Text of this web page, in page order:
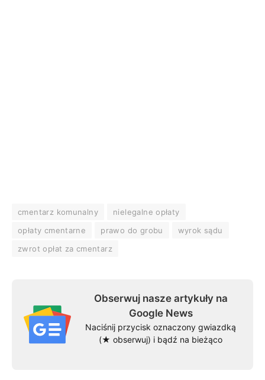
cmentarz komunalny
nielegalne opłaty
opłaty cmentarne
prawo do grobu
wyrok sądu
zwrot opłat za cmentarz
Obserwuj nasze artykuły na
Google News
Naciśnij przycisk oznaczony gwiazdką
(★ obserwuj) i bądź na bieżąco